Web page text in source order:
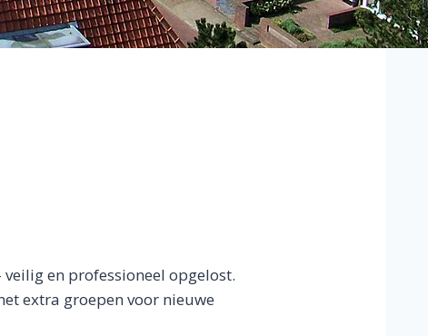
en professioneel opgelost.
extra groepen voor nieuwe